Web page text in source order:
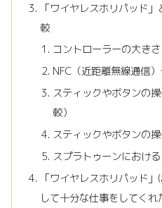
「ワイヤレスホリパッド
較
コントローラーの大き
NFC（近距離無線通信
スティックやボタンの
較）
スティックやボタンの
スプラトゥーンにおけ
「ワイヤレスホリパッド
して十分な仕事をしてくれ